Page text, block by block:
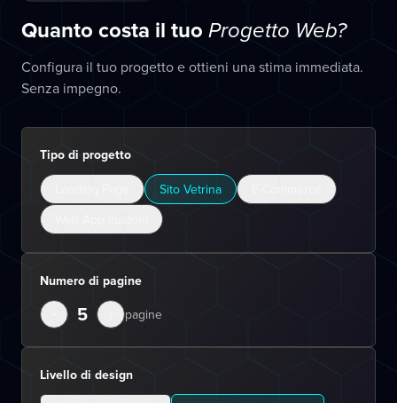
Quanto costa il tuo Progetto Web?
Configura il tuo progetto e ottieni una stima immediata.
Senza impegno.
Tipo di progetto
Sito Vetrina
Web App custom
Numero di pagine
− 5 pagine
Livello di design